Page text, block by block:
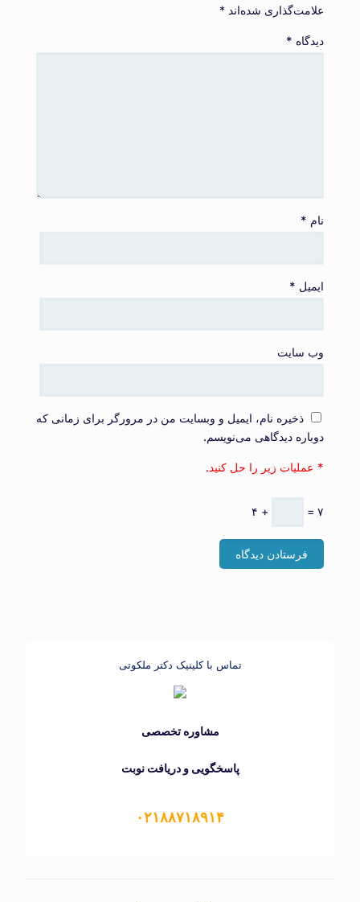
علامت‌گذاری شده‌اند *
دیدگاه *
نام *
ایمیل *
وب‌ سایت
ذخیره نام، ایمیل و وبسایت من در مرورگر برای زمانی که
دوباره دیدگاهی می‌نویسم.
عملیات زیر را حل کنید.
۴ + = ۷
تماس با کلینیک دکتر ملکوتی
مشاوره تخصصی
پاسخگویی و دریافت نوبت
۰۲۱۸۸۷۱۸۹۱۴